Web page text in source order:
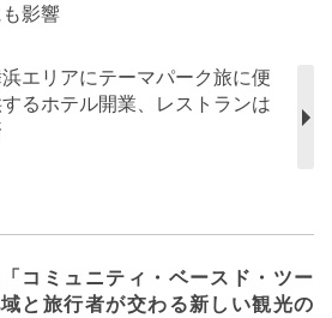
影響
エリアにテーマパーク旅に便
るホテル開業、レストランは
コミュニティ・ベースド・ツー
と旅行者が交わる新しい観光の